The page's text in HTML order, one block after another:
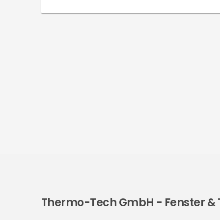
Thermo-Tech GmbH - Fenster &